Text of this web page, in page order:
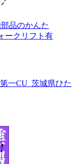
品のかんた
ークリフト有
一CU_茨城県ひた